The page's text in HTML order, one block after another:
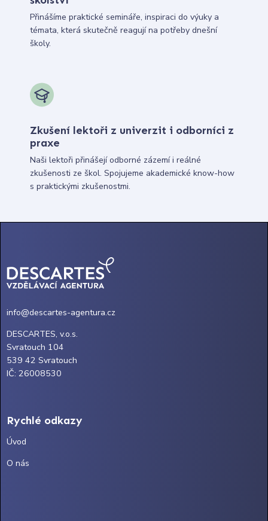
Přinášíme praktické semináře, inspiraci do výuky a
témata, která skutečně reagují na potřeby dnešní
školy.
Zkušení lektoři z univerzit i odborníci z
praxe
Naši lektoři přinášejí odborné zázemí i reálné
zkušenosti ze škol. Spojujeme akademické know-how
s praktickými zkušenostmi.
info@descartes-agentura.cz
DESCARTES, v.o.s.
Svratouch 104
539 42 Svratouch
IČ: 26008530
Rychlé odkazy
Úvod
O nás